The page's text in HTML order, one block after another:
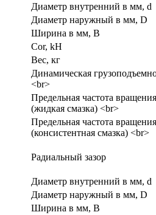
Диаметр внутренний в мм, d
Диаметр наружный в мм, D
Ширина в мм, B
Cor, kH
Вес, кг
Динамическая
<br>
Предельная частота
(жидкая смазка) <br>
Предельная частота
(консистентная смазка) <br>
Радиальный зазор
Диаметр внутренний в мм, d
Диаметр наружный в мм, D
Ширина в мм, B